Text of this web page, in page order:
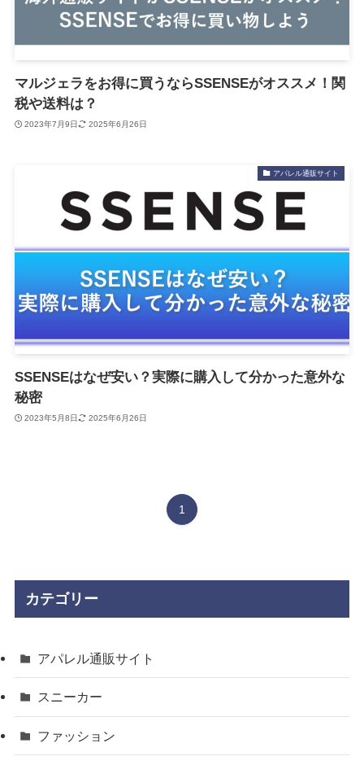
マルジェラをお得に買うならSSENSEがオススメ！関
税や送料は？
2023年7月9日 2025年6月26日
アパレル通販サイト
SSENSEはなぜ安い？実際に購入して分かった意外な
秘密
2023年5月8日 2025年6月26日
1
カテゴリー
アパレル通販サイト
スニーカー
ファッション